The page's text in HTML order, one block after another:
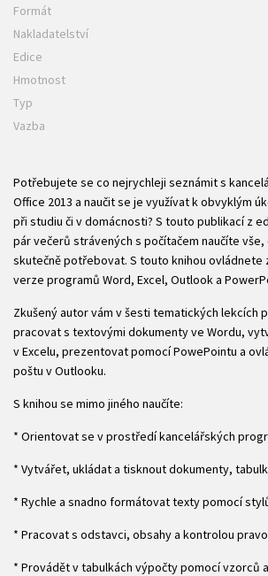
Formát
Nakladatelství
Edice
Hmotnost
Typ
Vazba
Potřebujete se co nejrychleji seznámit s
Office 2013 a naučit se je využívat k obvyklým
při studiu či v domácnosti? S touto publikací z
pár večerů strávených s počítačem naučíte
skutečně potřebovat. S touto knihou ovládnete
verze programů Word, Excel, Outlook a
Zkušený autor vám v šesti tematických lekcích
pracovat s textovými dokumenty ve Wordu,
v Excelu, prezentovat pomocí PowePointu a
poštu v Outlooku.
S knihou se mimo jiného naučíte:
* Orientovat se v prostředí kancelářských
* Vytvářet, ukládat a tisknout dokumenty,
* Rychle a snadno formátovat texty pomocí
* Pracovat s odstavci, obsahy a kontrolou
* Provádět v tabulkách výpočty pomocí vzorců